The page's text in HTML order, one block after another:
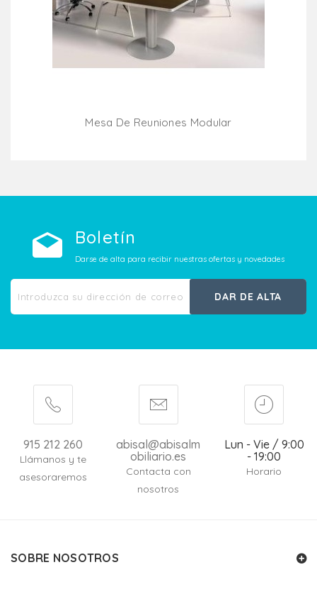
Mesa De Reuniones Modular
Boletín
Darse de alta para recibir nuestras ofertas y novedades
DAR DE ALTA
915 212 260
Llámanos y te
asesoraremos
abisal@abisalm
obiliario.es
Contacta con
nosotros
Lun - Vie / 9:00
- 19:00
Horario
SOBRE NOSOTROS